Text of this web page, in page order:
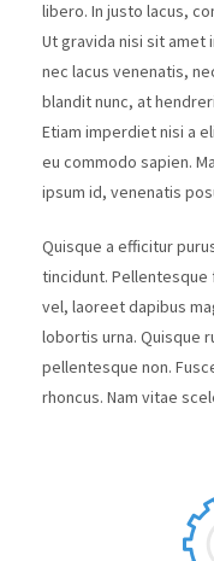
libero. In justo lacus,
Ut gravida nisi sit amet
nec lacus venenatis,
blandit nunc, at
Etiam imperdiet nisi a
eu commodo sapien.
ipsum id, venenatis
Quisque a efficitur
tincidunt. Pellentesque
vel, laoreet dapibus
lobortis urna. Quisque
pellentesque non.
rhoncus. Nam vitae